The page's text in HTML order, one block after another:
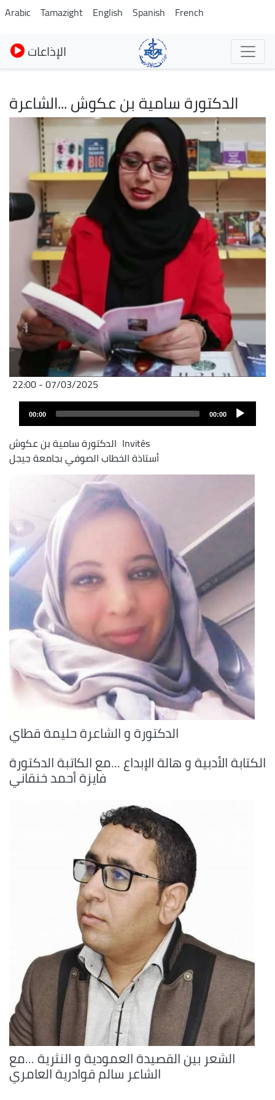
Skip
to
main
content
Arabic Tamazight English Spanish French
الإذاعات
الدكتورة سامية بن عكوش ...الشاعرة
Image
07/03/2025 - 22:00
00:00
00:00
Invités الدكتورة سامية بن عكوش
أستاذة الخطاب الصوفي بجامعة جيجل
الدكتورة و الشاعرة حليمة قطاي
الكتابة الأدبية و هالة الإبداع ...مع الكاتبة الدكتورة
فايزة أحمد خنقاني
الشعر بين القصيدة العمودية و النثرية ...مع
الشاعر سالم قوادرية العامري